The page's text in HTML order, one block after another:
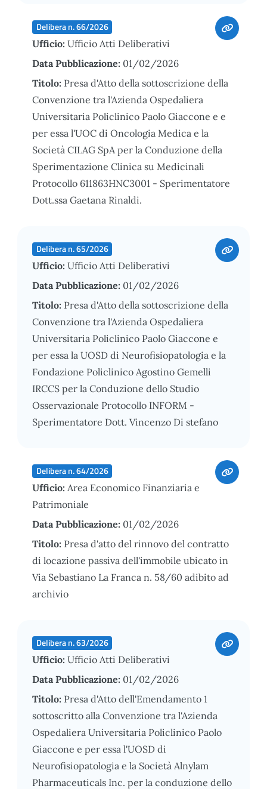
Delibera n. 66/2026
Ufficio: Ufficio Atti Deliberativi
Data Pubblicazione: 01/02/2026
Titolo: Presa d'Atto della sottoscrizione della
Convenzione tra l'Azienda Ospedaliera
Universitaria Policlinico Paolo Giaccone e e
per essa l'UOC di Oncologia Medica e la
Società CILAG SpA per la Conduzione della
Sperimentazione Clinica su Medicinali
Protocollo 611863HNC3001 - Sperimentatore
Dott.ssa Gaetana Rinaldi.
Delibera n. 65/2026
Ufficio: Ufficio Atti Deliberativi
Data Pubblicazione: 01/02/2026
Titolo: Presa d'Atto della sottoscrizione della
Convenzione tra l'Azienda Ospedaliera
Universitaria Policlinico Paolo Giaccone e
per essa la UOSD di Neurofisiopatologia e la
Fondazione Policlinico Agostino Gemelli
IRCCS per la Conduzione dello Studio
Osservazionale Protocollo INFORM -
Sperimentatore Dott. Vincenzo Di stefano
Delibera n. 64/2026
Ufficio: Area Economico Finanziaria e
Patrimoniale
Data Pubblicazione: 01/02/2026
Titolo: Presa d'atto del rinnovo del contratto
di locazione passiva dell'immobile ubicato in
Via Sebastiano La Franca n. 58/60 adibito ad
archivio
Delibera n. 63/2026
Ufficio: Ufficio Atti Deliberativi
Data Pubblicazione: 01/02/2026
Titolo: Presa d'Atto dell'Emendamento 1
sottoscritto alla Convenzione tra l'Azienda
Ospedaliera Universitaria Policlinico Paolo
Giaccone e per essa l'UOSD di
Neurofisiopatologia e la Società Alnylam
Pharmaceuticals Inc. per la conduzione dello